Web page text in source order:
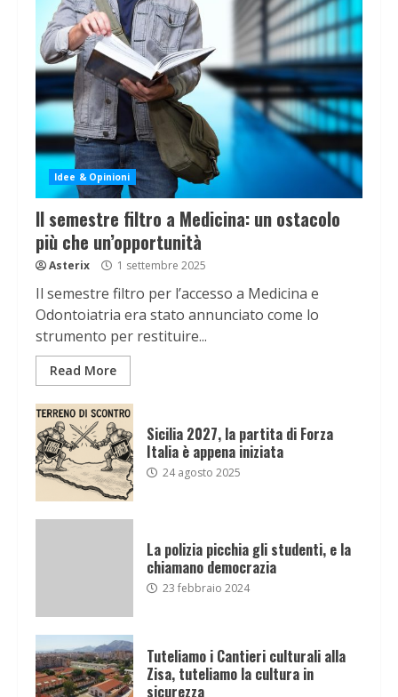
Idee & Opinioni
Il semestre filtro a Medicina: un ostacolo
più che un’opportunità
Asterix 1 settembre 2025
Il semestre filtro per l’accesso a Medicina e
Odontoiatria era stato annunciato come lo
strumento per restituire...
Read More
Sicilia 2027, la partita di Forza
Italia è appena iniziata
24 agosto 2025
La polizia picchia gli studenti, e la
chiamano democrazia
23 febbraio 2024
Tuteliamo i Cantieri culturali alla
Zisa, tuteliamo la cultura in
sicurezza